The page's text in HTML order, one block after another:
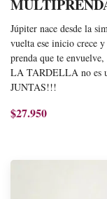
Júpiter nace desde la
vuelta ese inicio crece
prenda que te
LA TARDELLA no es
JUNTAS!!!
$27.950